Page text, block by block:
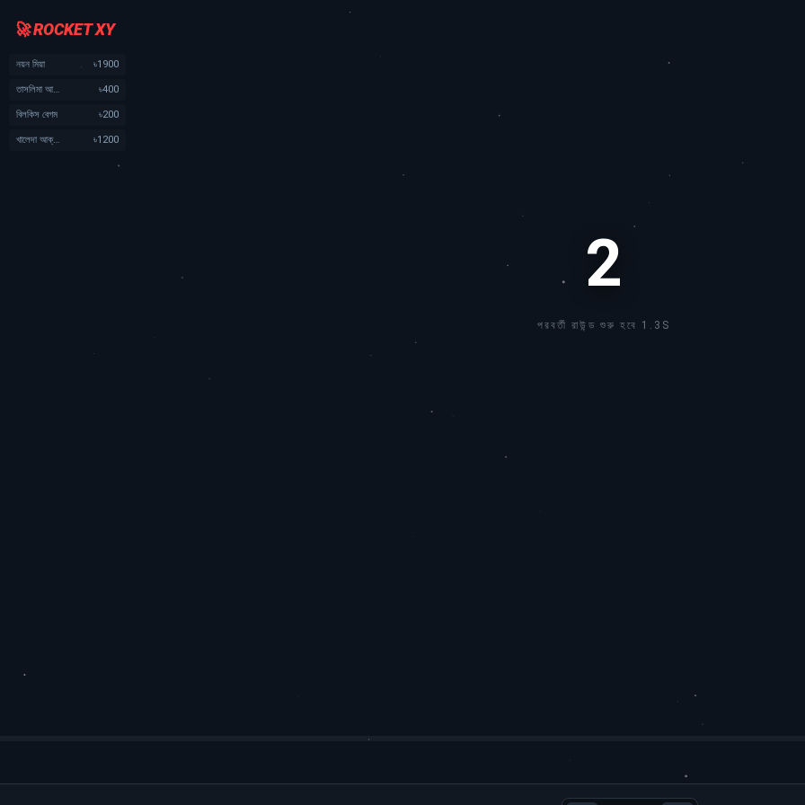
🚀 ROCKET XY
নয়ন মিয়া ৳1900
তাসলিমা আক্তার ৳400
বিলকিস বেগম ৳200
৳1200
2
পরবর্তী রাউন্ড শুরু হবে 1.0S